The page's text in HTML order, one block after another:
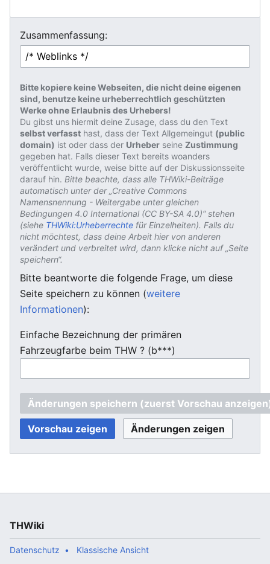
Zusammenfassung:
Bitte kopiere keine Webseiten, die nicht deine eigenen
sind, benutze keine urheberrechtlich geschützten
Werke ohne Erlaubnis des Urhebers!
Du gibst uns hiermit deine Zusage, dass du den Text
selbst verfasst hast, dass der Text Allgemeingut (public
domain) ist oder dass der Urheber seine Zustimmung
gegeben hat. Falls dieser Text bereits woanders
veröffentlicht wurde, weise bitte auf der Diskussionsseite
darauf hin. Bitte beachte, dass alle THWiki-Beiträge
automatisch unter der „Creative Commons
Namensnennung - Weitergabe unter gleichen
Bedingungen 4.0 International (CC BY-SA 4.0)“ stehen
(siehe THWiki:Urheberrechte für Einzelheiten). Falls du
nicht möchtest, dass deine Arbeit hier von anderen
verändert und verbreitet wird, dann klicke nicht auf „Seite
speichern“.
Bitte beantworte die folgende Frage, um diese
Seite speichern zu können (weitere
Informationen):
Einfache Bezeichnung der primären
Fahrzeugfarbe beim THW ? (b***)
THWiki
Datenschutz Klassische Ansicht